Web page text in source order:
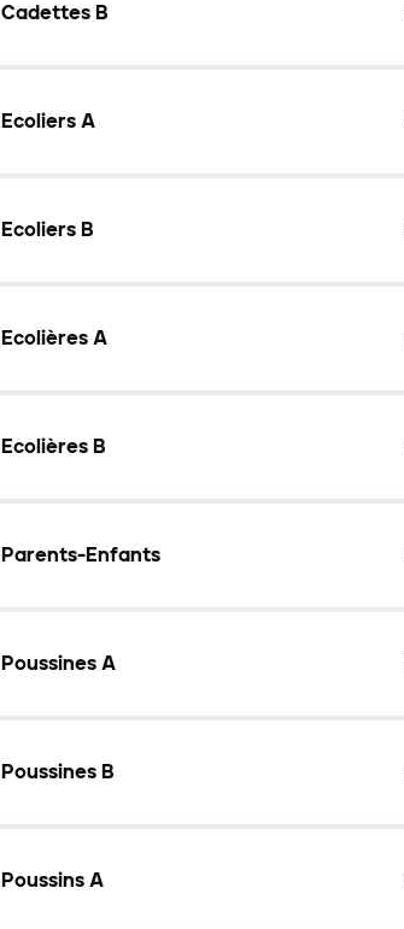
Cadettes B
Ecoliers A
Ecoliers B
Ecolières A
Ecolières B
Parents-Enfants
Poussines A
Poussines B
Poussins A